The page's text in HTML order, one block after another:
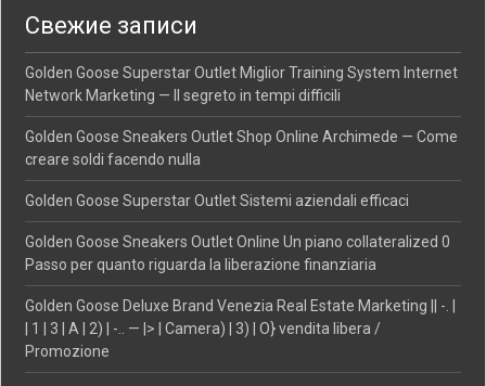
Свежие записи
Golden Goose Superstar Outlet Miglior Training System Internet
Network Marketing — Il segreto in tempi difficili
Golden Goose Sneakers Outlet Shop Online Archimede — Come
creare soldi facendo nulla
Golden Goose Superstar Outlet Sistemi aziendali efficaci
Golden Goose Sneakers Outlet Online Un piano collateralized 0
Passo per quanto riguarda la liberazione finanziaria
Golden Goose Deluxe Brand Venezia Real Estate Marketing || -. |
| 1 | 3 | A | 2) | -.. — |> | Camera) | 3) | O} vendita libera /
Promozione